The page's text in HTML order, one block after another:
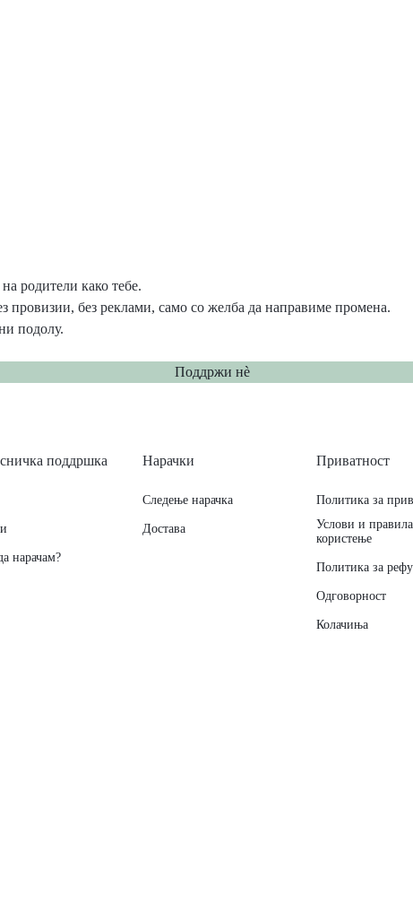
родители како тебе.
без реклами, само со желба да направиме промена.
подолу.
Поддржи нѐ
поддршка
нарачам?
Нарачки
Следење нарачка
Достава
Приватност
Политика за
Услови и
користење
Политика за
Одговорност
Колачиња